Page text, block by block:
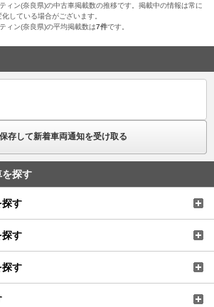
ィン(奈良県)の中古車掲載数の推移です。掲載中の情報は常に
している場合がございます。
ィン(奈良県)の平均掲載数は7件です。
存して新着車両通知を受け取る
探す
探す
探す
探す